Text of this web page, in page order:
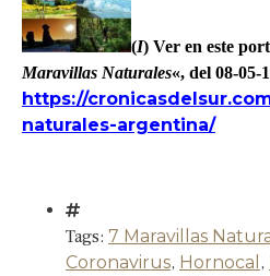
(I) Ver en este
Maravillas Naturales«, del 08-05-
https://
naturales-argentina/
Tags: 7 Maravillas
Coronavirus, Hornocal ,